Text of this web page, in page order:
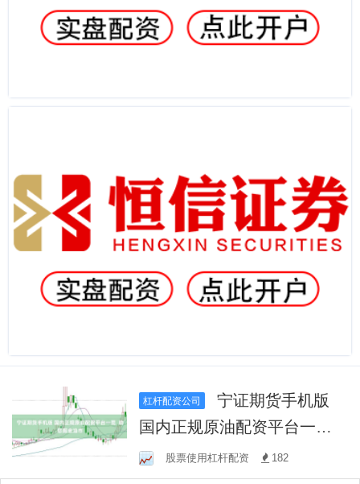
杠杆配资公司
宁证期货手机版
国内正规原油配资平台一览
助您掘金油市
股票使用杠杆配资 182